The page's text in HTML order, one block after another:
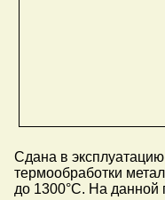
Сдана в
термообработки
до 1300°C. На